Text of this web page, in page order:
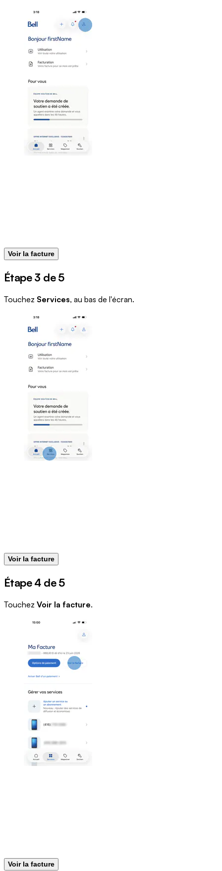
Voir la facture
Étape 3 de 5
Touchez Services, au bas de l'écran.
Voir la facture
Étape 4 de 5
Touchez Voir la facture.
Voir la facture